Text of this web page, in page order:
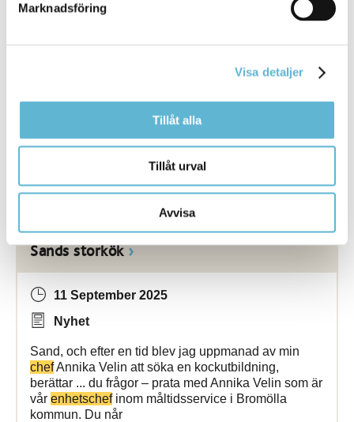
Marknadsföring
Visa detaljer
Tillåt alla
Tillåt urval
Avvisa
2 April 2024
tror har gjort utslag, säger Marie Wäppling,
tar tid ... verkar och vistas i Bromölla kommun. Ola
för lokalpolisområde Karlshamn,
[Arkiverad] Filip Jönsson - kock på Vita
Sands storkök
11 September 2025
Nyhet
Sand, och efter en tid blev jag uppmanad av min
chefAnnika Velin att söka en kockutbildning,
berättar ... du frågor – prata med Annika Velin som är
vår enhetschefinom måltidsservice i Bromölla
kommun. Du når